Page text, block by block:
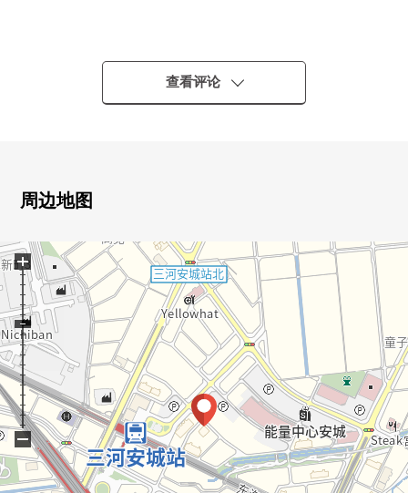
・厨房交换
・盥洗台交换
・地板张替换
・靠垫层张替换(洗手间、厕所)
・门口泥地收纳层瓷砖张替换
・开关交换
■ 推荐焦点━━━━━━━━━━━━━━━・・・・・
○ 西南采光房
○ 3面阳台
○ 新设泥地收纳、储藏室，作为收纳量丰富的房型
○ 防盗门入口
○ 智能快递柜有
查看评论
周边地图
+
−